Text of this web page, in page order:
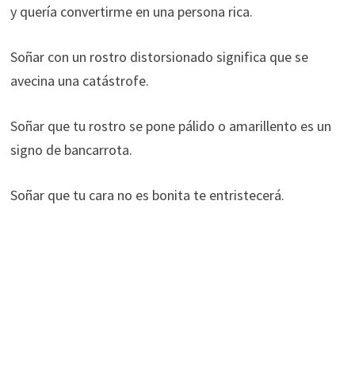
y quería convertirme en una persona rica.
Soñar con un rostro distorsionado significa que se
avecina una catástrofe.
Soñar que tu rostro se pone pálido o amarillento es un
signo de bancarrota.
Soñar que tu cara no es bonita te entristecerá.